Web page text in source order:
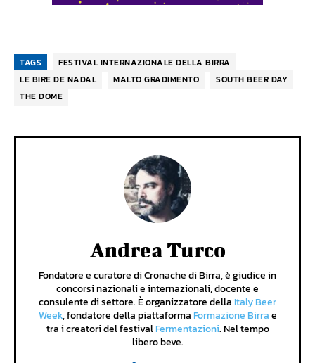
TAGS
FESTIVAL INTERNAZIONALE DELLA BIRRA
LE BIRE DE NADAL
MALTO GRADIMENTO
SOUTH BEER DAY
THE DOME
Andrea Turco
Fondatore e curatore di Cronache di Birra, è giudice in
concorsi nazionali e internazionali, docente e
consulente di settore. È organizzatore della Italy Beer
Week, fondatore della piattaforma Formazione Birrae
tra i creatori del festivalFermentazioni. Nel tempo
libero beve.